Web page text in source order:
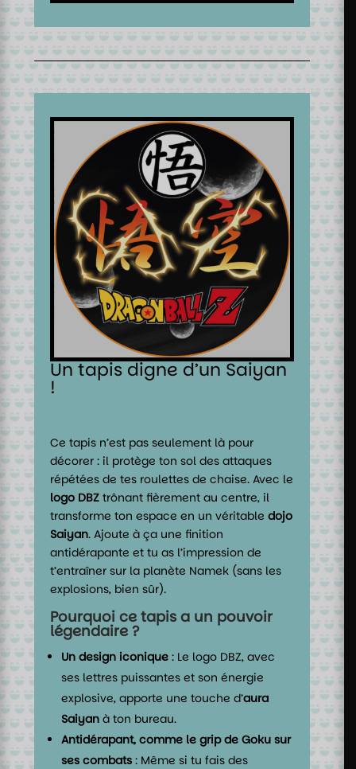
Un tapis digne d’un Saiyan
!
Ce tapis n’est pas seulement là pour
décorer : il protège ton sol des attaques
répétées de tes roulettes de chaise. Avec le
logo DBZ trônant fièrement au centre, il
transforme ton espace en un véritabledojo
Saiyan. Ajoute à ça une finition
antidérapante et tu as l’impression de
t’entraîner sur la planète Namek (sans les
explosions, bien sûr).
Pourquoi ce tapis a un pouvoir
légendaire ?
Un design iconique : Le logo DBZ, avec
ses lettres puissantes et son énergie
explosive, apporte une touche d’aura
Saiyan à ton bureau.
Antidérapant, comme le grip de Goku sur
ses combats : Même si tu fais des